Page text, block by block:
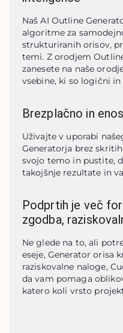
Naš AI Outline
algoritme za
strukturiranih orisov,
temi. Z orodjem
zanesete na naše
vsebine, ki so logični
Brezplačno in
Uživajte v uporabi
Generatorja brez
svojo temo in pustite,
takojšnje rezultate in
Podprtih je več
zgodba,
Ne glede na to, ali
eseje, Generator orisa
raziskovalne naloge,
da vam pomaga
katero koli vrsto